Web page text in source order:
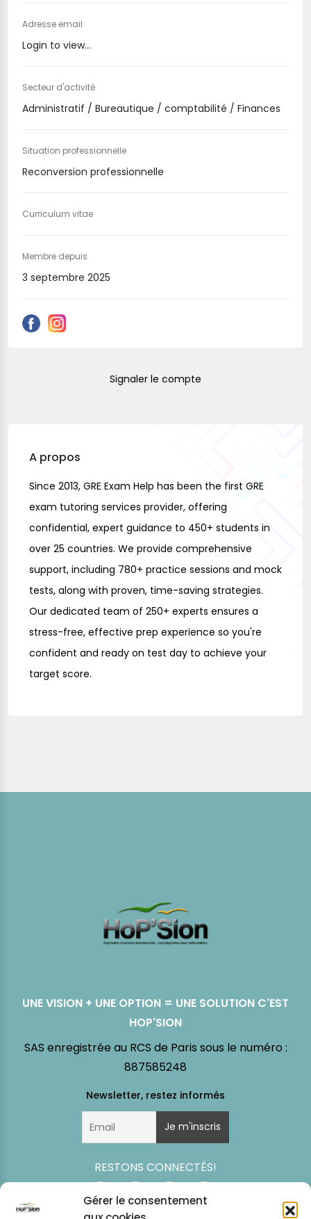
Gérer le consentement
Adresse email
Login to view...
Secteur d'activité
Administratif / Bureautique / comptabilité / Finances
Situation professionnelle
Reconversion professionnelle
Curriculum vitae
Membre depuis
3 septembre 2025
Signaler le compte
A propos
Since 2013, GRE Exam Help has been the first GRE
exam tutoring services provider, offering
confidential, expert guidance to 450+ students in
over 25 countries. We provide comprehensive
support, including 780+ practice sessions and mock
tests, along with proven, time-saving strategies.
Our dedicated team of 250+ experts ensures a
stress-free, effective prep experience so you're
confident and ready on test day to achieve your
target score.
UNE VISION + UNE OPTION = UNE SOLUTION C'EST
HOP'SION
SAS enregistrée au RCS de Paris sous le numéro :
887585248
RESTONS CONNECTÉS!